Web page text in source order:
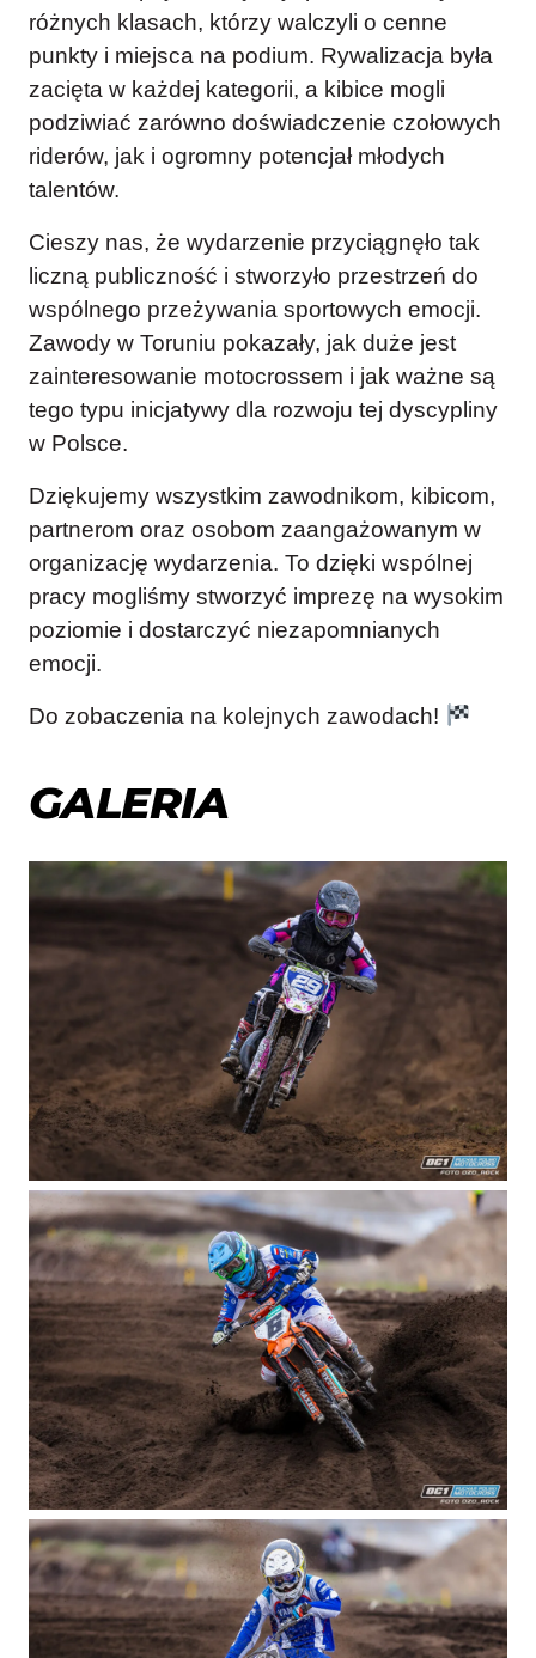
różnych klasach, którzy walczyli o cenne
punkty i miejsca na podium. Rywalizacja była
zacięta w każdej kategorii, a kibice mogli
podziwiać zarówno doświadczenie czołowych
riderów, jak i ogromny potencjał młodych
talentów.
Cieszy nas, że wydarzenie przyciągnęło tak
liczną publiczność i stworzyło przestrzeń do
wspólnego przeżywania sportowych emocji.
Zawody w Toruniu pokazały, jak duże jest
zainteresowanie motocrossem i jak ważne są
tego typu inicjatywy dla rozwoju tej dyscypliny
w Polsce.
Dziękujemy wszystkim zawodnikom, kibicom,
partnerom oraz osobom zaangażowanym w
organizację wydarzenia. To dzięki wspólnej
pracy mogliśmy stworzyć imprezę na wysokim
poziomie i dostarczyć niezapomnianych
emocji.
Do zobaczenia na kolejnych zawodach!
GALERIA